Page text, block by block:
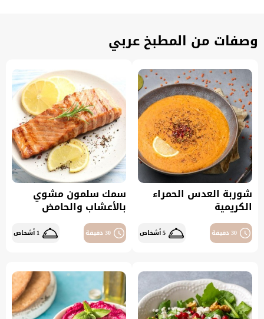
وصفات من المطبخ عربي
شوربة العدس الحمراء
الكريمية
30 دقيقة 5 أشخاص
سمك سلمون مشوي
بالأعشاب والحامض
30 دقيقة 1 أشخاص